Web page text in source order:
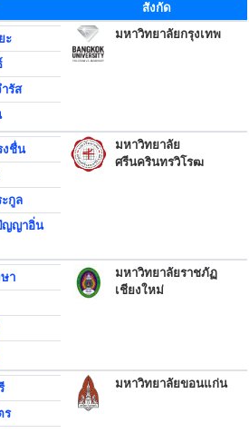
สังกัด
ะ
รัส
มหาวิทยาลัยกรุงเทพ
งชื่น
กูล
ญญาอิ่น
มหาวิทยาลัย
ศรีนครินทรวิโรฒ
า
มหาวิทยาลัยราชภัฏ
เชียงใหม่
ร
มหาวิทยาลัยขอนแก่น